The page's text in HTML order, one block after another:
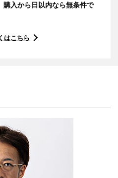
購入から日以内なら無条件で
はこちら